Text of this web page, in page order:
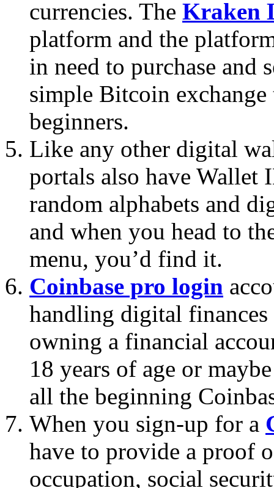
currencies. The Kraken
platform and the
in need to purchase and
simple Bitcoin
beginners.
Like any other digital
portals also have Wallet
random alphabets and
and when you head to
menu, you’d find it.
Coinbase pro login
handling digital
owning a financial
18 years of age or
all the beginning
When you sign-up for a
have to provide a proof
occupation, social